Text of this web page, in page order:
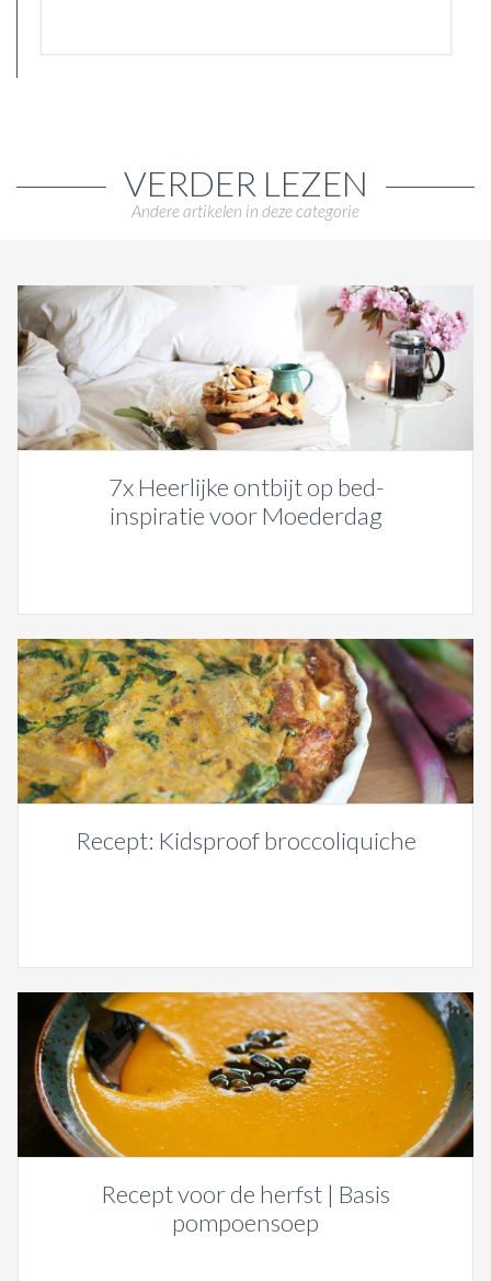
VERDER LEZEN
Andere artikelen in deze categorie
7x Heerlijke ontbijt op bed-
inspiratie voor Moederdag
Recept: Kidsproof broccoliquiche
Recept voor de herfst | Basis
pompoensoep